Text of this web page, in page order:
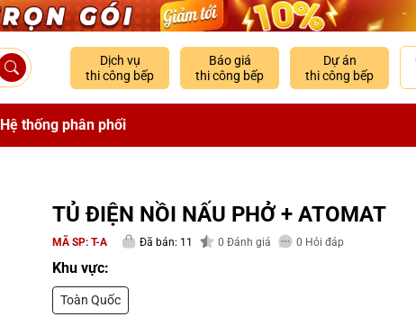
Dịch vụ
thi công bếp
Báo giá
thi công bếp
Dự án
thi công bếp
Hệ thống phân phối
TỦ ĐIỆN NỒI NẤU PHỞ + ATOMAT
MÃ SP: T-A Đã bán: 11 0 Đánh giá 0 Hỏi đáp
Khu vực:
Toàn Quốc